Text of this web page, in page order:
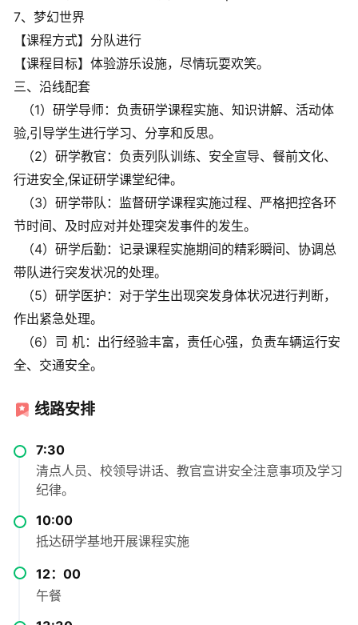
7、梦幻世界
【课程方式】分队进行
【课程目标】体验游乐设施，尽情玩耍欢笑。
三、沿线配套
（1）研学导师：负责研学课程实施、知识讲解、活动体
验,引导学生进行学习、分享和反思。
（2）研学教官：负责列队训练、安全宣导、餐前文化、
行进安全,保证研学课堂纪律。
（3）研学带队：监督研学课程实施过程、严格把控各环
节时间、及时应对并处理突发事件的发生。
（4）研学后勤：记录课程实施期间的精彩瞬间、协调总
带队进行突发状况的处理。
（5）研学医护：对于学生出现突发身体状况进行判断，
作出紧急处理。
（6）司 机：出行经验丰富，责任心强，负责车辆运行安
全、交通安全。
线路安排
7:30
清点人员、校领导讲话、教官宣讲安全注意事项及学习
纪律。
10:00
抵达研学基地开展课程实施
12：00
午餐